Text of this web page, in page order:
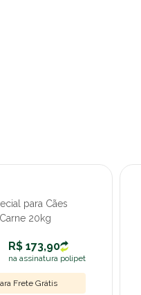
para Cães
20kg
R$ 173,90
na assinatura polipet
Frete Grátis